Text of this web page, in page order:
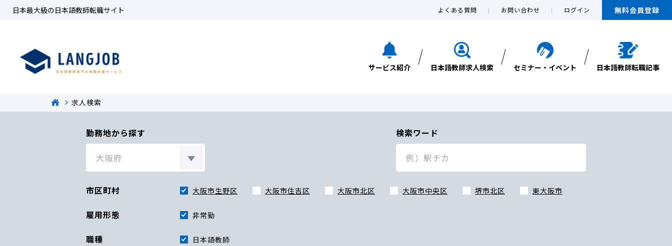
日本最大級の日本語教師転職サイト よくある質問 お問い合わせ ログイン 無料会員登録
サービス紹介 日本語教師求人検索 セミナー・イベント 日本語教師転職記事
求人検索
勤務地から探す 検索ワード
市区町村 大阪市生野区 大阪市住吉区 大阪市北区 大阪市中央区 堺市北区 東大阪市
雇用形態 非常勤
職種 日本語教師